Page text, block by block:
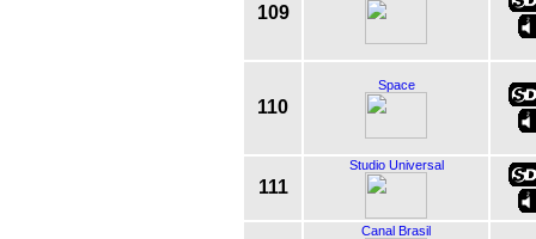
109
110
Space
111
Studio Universal
Canal Brasil